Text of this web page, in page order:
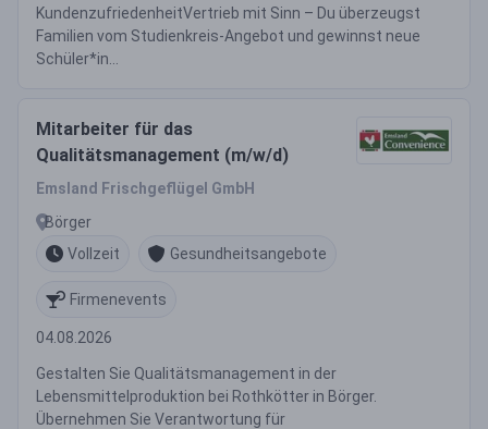
KundenzufriedenheitVertrieb mit Sinn – Du überzeugst
Familien vom Studienkreis-Angebot und gewinnst neue
Schüler*in...
Mitarbeiter für das
Qualitätsmanagement (m/w/d)
Emsland Frischgeflügel GmbH
Börger
Vollzeit
Gesundheitsangebote
Firmenevents
04.08.2026
Gestalten Sie Qualitätsmanagement in der
Lebensmittelproduktion bei Rothkötter in Börger.
Übernehmen Sie Verantwortung für